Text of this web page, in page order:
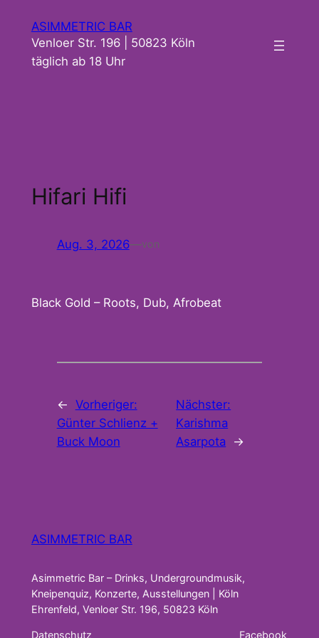
Inhalt
springen
ASIMMETRIC BAR
Venloer Str. 196 | 50823 Köln
täglich ab 18 Uhr
Hifari Hifi
Aug. 3, 2026—von
Black Gold – Roots, Dub, Afrobeat
← Vorheriger:
Günter Schlienz +
Buck Moon
Nächster:
Karishma
Asarpota
→
ASIMMETRIC BAR
Asimmetric Bar – Drinks, Undergroundmusik,
Kneipenquiz, Konzerte, Ausstellungen | Köln
Ehrenfeld, Venloer Str. 196, 50823 Köln
Datenschutz Facebook